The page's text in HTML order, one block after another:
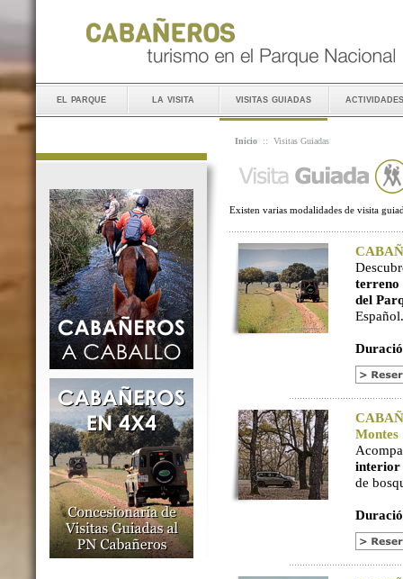
el parque la visita visitas guiadas actividades
Inicio :: Visitas Guiadas
Existen varias modalidades de visita
terreno
del
Español.
Montes
interior
de